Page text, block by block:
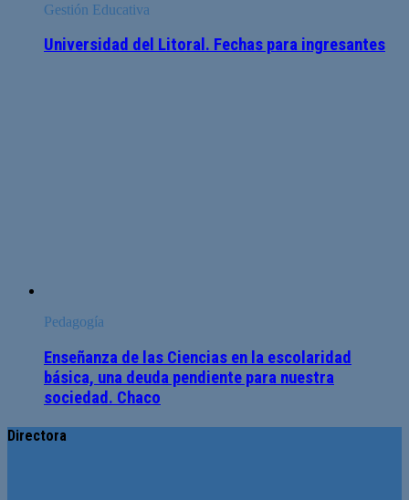
Gestión Educativa
Universidad del Litoral. Fechas para ingresantes
Pedagogía
Enseñanza de las Ciencias en la escolaridad
básica, una deuda pendiente para nuestra
sociedad. Chaco
Directora